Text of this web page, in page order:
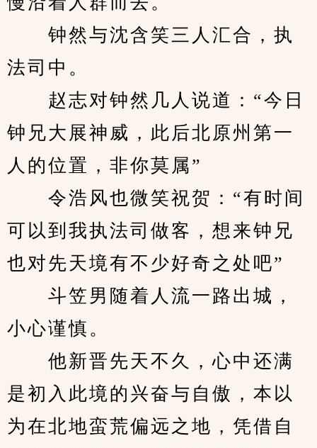
钟然与沈含笑三人汇合，执
法司中。
赵志对钟然几人说道：“今日
钟兄大展神威，此后北原州第一
人的位置，非你莫属”
令浩风也微笑祝贺：“有时间
可以到我执法司做客，想来钟兄
也对先天境有不少好奇之处吧”
斗笠男随着人流一路出城，
小心谨慎。
他新晋先天不久，心中还满
是初入此境的兴奋与自傲，本以
为在北地蛮荒偏远之地，凭借自